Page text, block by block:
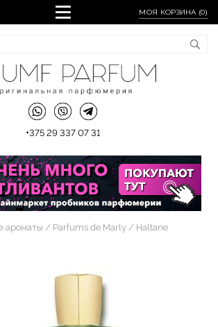
МОЯ КОРЗИНА (0)
+375 29 337 07 31
ароматы Parfums de Marly Haltane